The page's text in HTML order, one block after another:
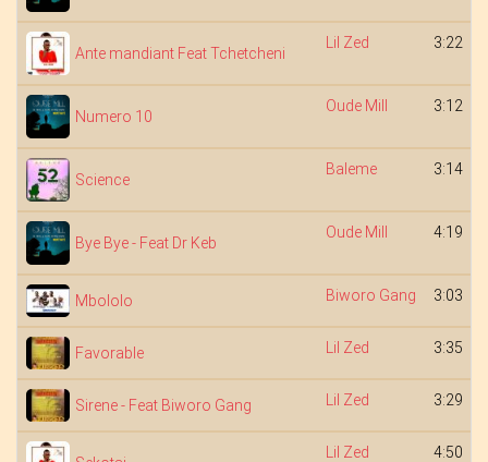
Ante mandiant Feat Tchetcheni
Lil Zed 3:22
Numero 10
Oude Mill 3:12
Science
Baleme 3:14
Bye Bye - Feat Dr Keb
Oude Mill 4:19
Mbololo Biworo Gang 3:03
Favorable Lil Zed 3:35
Sirene - Feat Biworo Gang Lil Zed 3:29
Lil Zed 4:50